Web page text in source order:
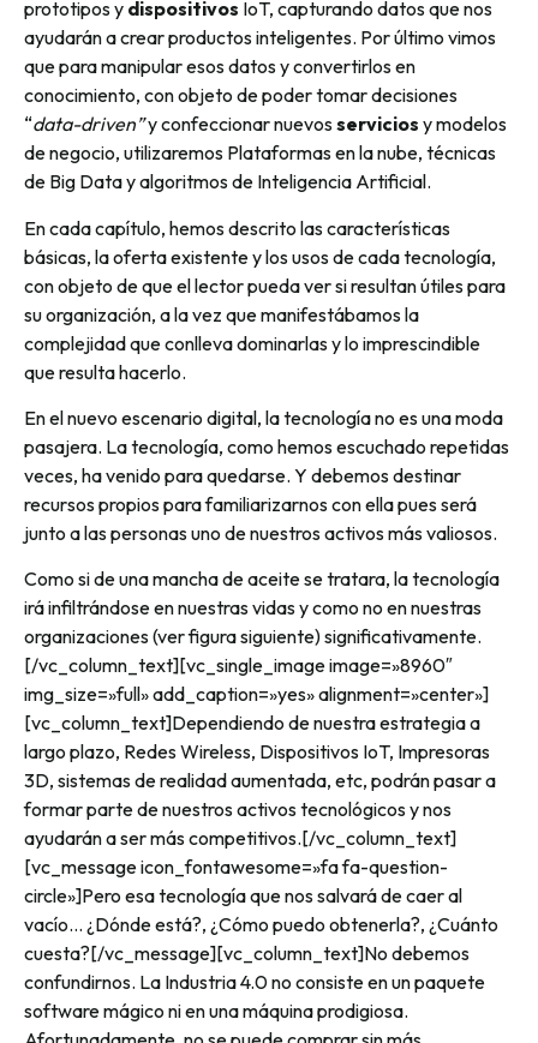
prototipos y dispositivos IoT, capturando datos que nos
ayudarán a crear productos inteligentes. Por último vimos
que para manipular esos datos y convertirlos en
conocimiento, con objeto de poder tomar decisiones
“data-driven”y confeccionar nuevosservicios y modelos
de negocio, utilizaremos Plataformas en la nube, técnicas
de Big Data y algoritmos de Inteligencia Artificial.
En cada capítulo, hemos descrito las características
básicas, la oferta existente y los usos de cada tecnología,
con objeto de que el lector pueda ver si resultan útiles para
su organización, a la vez que manifestábamos la
complejidad que conlleva dominarlas y lo imprescindible
que resulta hacerlo.
En el nuevo escenario digital, la tecnología no es una moda
pasajera. La tecnología, como hemos escuchado repetidas
veces, ha venido para quedarse. Y debemos destinar
recursos propios para familiarizarnos con ella pues será
junto a las personas uno de nuestros activos más valiosos.
Como si de una mancha de aceite se tratara, la tecnología
irá infiltrándose en nuestras vidas y como no en nuestras
organizaciones (ver figura siguiente) significativamente.
[/vc_column_text][vc_single_image image=»8960″
img_size=»full» add_caption=»yes» alignment=»center»]
[vc_column_text]Dependiendo de nuestra estrategia a
largo plazo, Redes Wireless, Dispositivos IoT, Impresoras
3D, sistemas de realidad aumentada, etc, podrán pasar a
formar parte de nuestros activos tecnológicos y nos
ayudarán a ser más competitivos.[/vc_column_text]
[vc_message icon_fontawesome=»fa fa-question-
circle»]Pero esa tecnología que nos salvará de caer al
vacío… ¿Dónde está?, ¿Cómo puedo obtenerla?, ¿Cuánto
cuesta?[/vc_message][vc_column_text]No debemos
confundirnos. La Industria 4.0 no consiste en un paquete
software mágico ni en una máquina prodigiosa.